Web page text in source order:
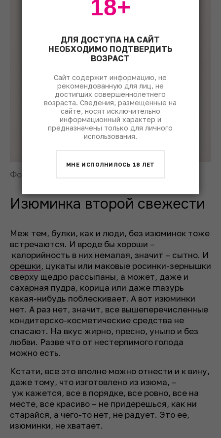
Фото: © The Creative Exchange/Unsplash
Изюминка второй свежести
Меж тем, булки, как и люди, без изюминок тоже
встречаются. И вроде бы хороши –
калорийность в них немалая, значит – сытно. И
орешки, цукаты или маковые росинки-зернышки
сверху щедро рассыпаны, а может, даже и
сахарная пудра, корица или даже глазурь
какая-нибудь поблескивает. А вот изюминки
нет. А раз нет, значит, все вышеперечисленные
кондитерско-косметические средства не
спасают. На вкус жирно, пресно, уныло и без
любви. Разве что от нестерпимого голода
можно есть.
Кстати, все это вполне можно отнести и к вину,
даже тому, что изготовлено из изюма, –
уж кажется, все в порядке, все ровно, все на
месте, все красиво – не придерешься, как ни
старайся, а чего-то нет, не радует. Это ее,
изюминки, не хватает.
ДЛЯ ДОСТУПА НА САЙТ
НЕОБХОДИМО ПОДТВЕРДИТЬ
ВОЗРАСТ
Сайт содержит информацию, не
рекомендованную для лиц, не
достигших совершеннолетнего
возраста. Сведения, размещенные на
сайте, носят исключительно
информационный характер и
предназначены только для личного
использования.
МНЕ ИСПОЛНИЛОСЬ 18 ЛЕТ
18+